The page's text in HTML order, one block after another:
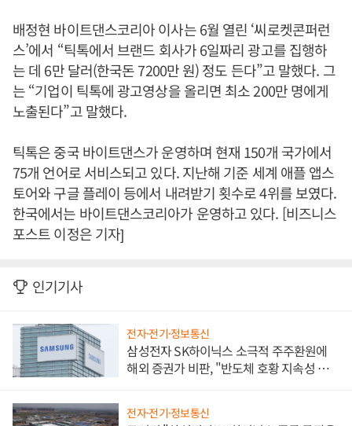
배정현 바이트댄스코리아 이사는 6월 열린 ‘씨로켓콘퍼런
스’에서 “틱톡에서 브랜드 회사가 6일짜리 광고를 집행하
는 데 6만 달러(한국돈 7200만 원) 정도 든다”고 말했다. 그
는 “기업이 틱톡에 광고영상을 올리면 최소 200만 명에게
노출된다”고 말했다.
틱톡은 중국 바이트댄스가 운영하며 현재 150개 국가에서
75개 언어로 서비스되고 있다. 지난해 기준 세계 애플 앱스
토어와 구글 플레이 등에서 내려받기 횟수로 4위를 보였다.
한국에서는 바이트댄스코리아가 운영하고 있다. [비즈니스
포스트 이정은 기자]
인기기사
전자·전기·정보통신
삼성전자 SK하이닉스 소극적 주주환원에
해외 증권가 비판, "반도체 호황 지속성 의
전자·전기·정보통신